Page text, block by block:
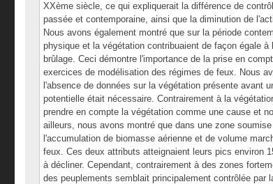
XXème siècle, ce qui expliquerait la différence de
passée et contemporaine, ainsi que la diminution de
Nous avons également montré que sur la période
physique et la végétation contribuaient de façon égale
brûlage. Ceci démontre l'importance de la prise en
exercices de modélisation des régimes de feux. Nous
l'absence de données sur la végétation présente avant
potentielle était nécessaire. Contrairement à la
prendre en compte la végétation comme une cause et
ailleurs, nous avons montré que dans une zone
l'accumulation de biomasse aérienne et de volume
feux. Ces deux attributs atteignaient leurs pics environ
à décliner. Cependant, contrairement à des zones
des peuplements semblait principalement contrôlée par